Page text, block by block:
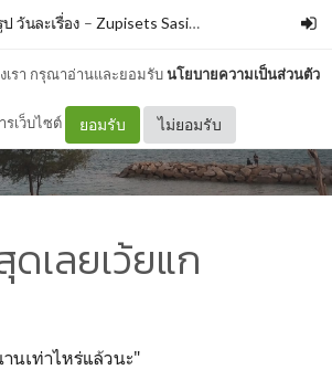
เรา กรุณาอ่านและยอมรับนโยบายความเป็นส่วนตัว
รเว็บไซต์ ยอมรับ ไม่ยอมรับ
วันละเรื่อง – Zupisets Sasiwimon
ดเลยเว้ยแก
นเท่าไหร่แล้วนะ"